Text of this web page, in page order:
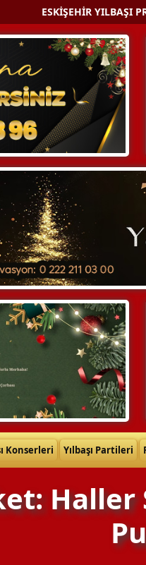
ESKIŞEHIR YILBAŞI
Konserleri Yılbaşı Partileri
Haller